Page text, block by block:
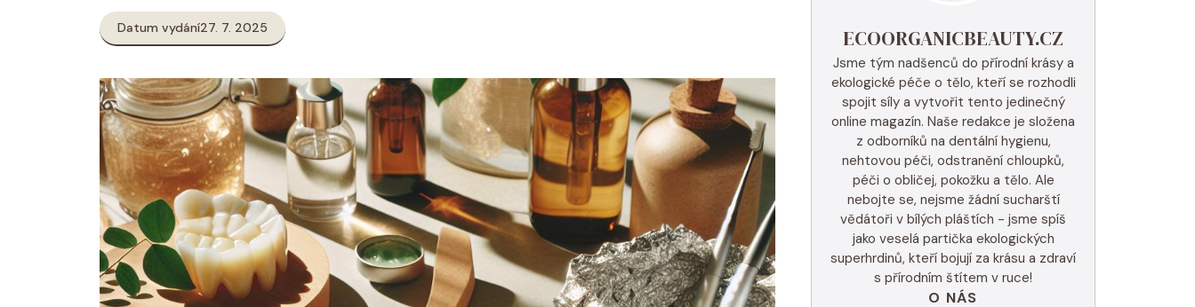
Datum vydání27. 7. 2025 ECOORGANICBEAUTY.CZ
Jsme tým nadšenců do přírodní krásy a
ekologické péče o tělo, kteří se rozhodli
spojit síly a vytvořit tento jedinečný
online magazín. Naše redakce je složena
z odborníků na dentální hygienu,
nehtovou péči, odstranění chloupků,
péči o obličej, pokožku a tělo. Ale
nebojte se, nejsme žádní sucharští
vědátoři v bílých pláštích - jsme spíš
jako veselá partička ekologických
superhrdinů, kteří bojují za krásu a zdraví
s přírodním štítem v ruce!
O NÁS